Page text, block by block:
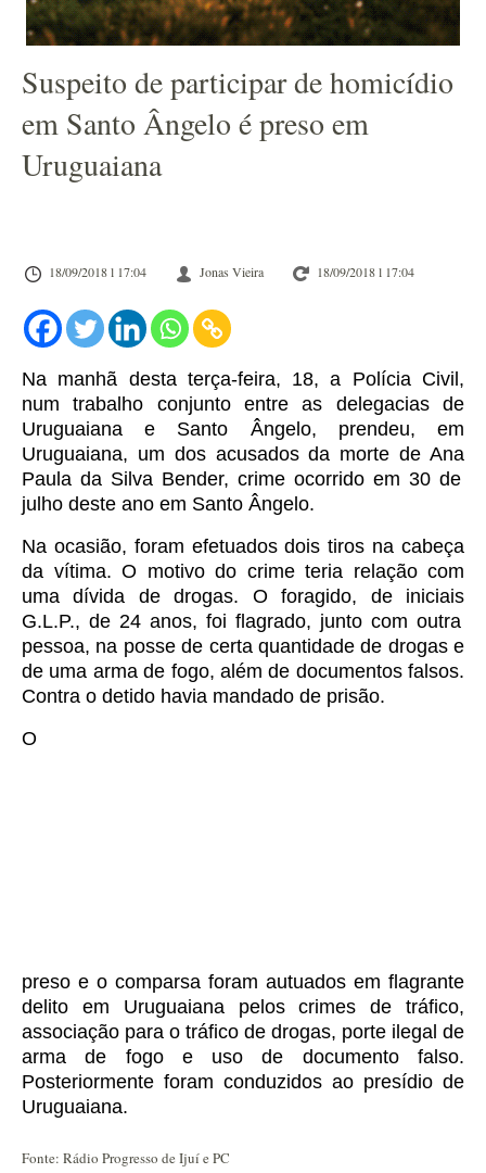
Suspeito de participar de homicídio
em Santo Ângelo é preso em
Uruguaiana
18/09/2018 l 17:04 Jonas Vieira 18/09/2018 l 17:04
Na manhã desta terça-feira, 18,a Polícia Civil,
num trabalho conjunto entreas delegacias de
Uruguaiana e Santo Ângelo, prendeu, em
Uruguaiana, um dos acusadosda morte de Ana
Paula da Silva Bender, crime ocorrido em 30 de
julho deste ano em Santo Ângelo.
Na ocasião, foram efetuadosdois tiros na cabeça
da vítima. O motivo do crime teria relação com
uma dívida de drogas. O foragido, de iniciais
G.L.P., de 24 anos, foi flagrado, junto com outra
pessoa, na posse de certa quantidade de drogas e
de uma arma de fogo, além de documentos falsos.
Contra o detido havia mandado de prisão.
O
preso e o comparsa foram autuados em flagrante
delito em Uruguaiana pelos crimes de tráfico,
associação para o tráfico de drogas, porte ilegal de
arma de fogo e uso de documento falso.
Posteriormente foram conduzidos ao presídio de
Uruguaiana.
Fonte: Rádio Progresso de Ijuí e PC